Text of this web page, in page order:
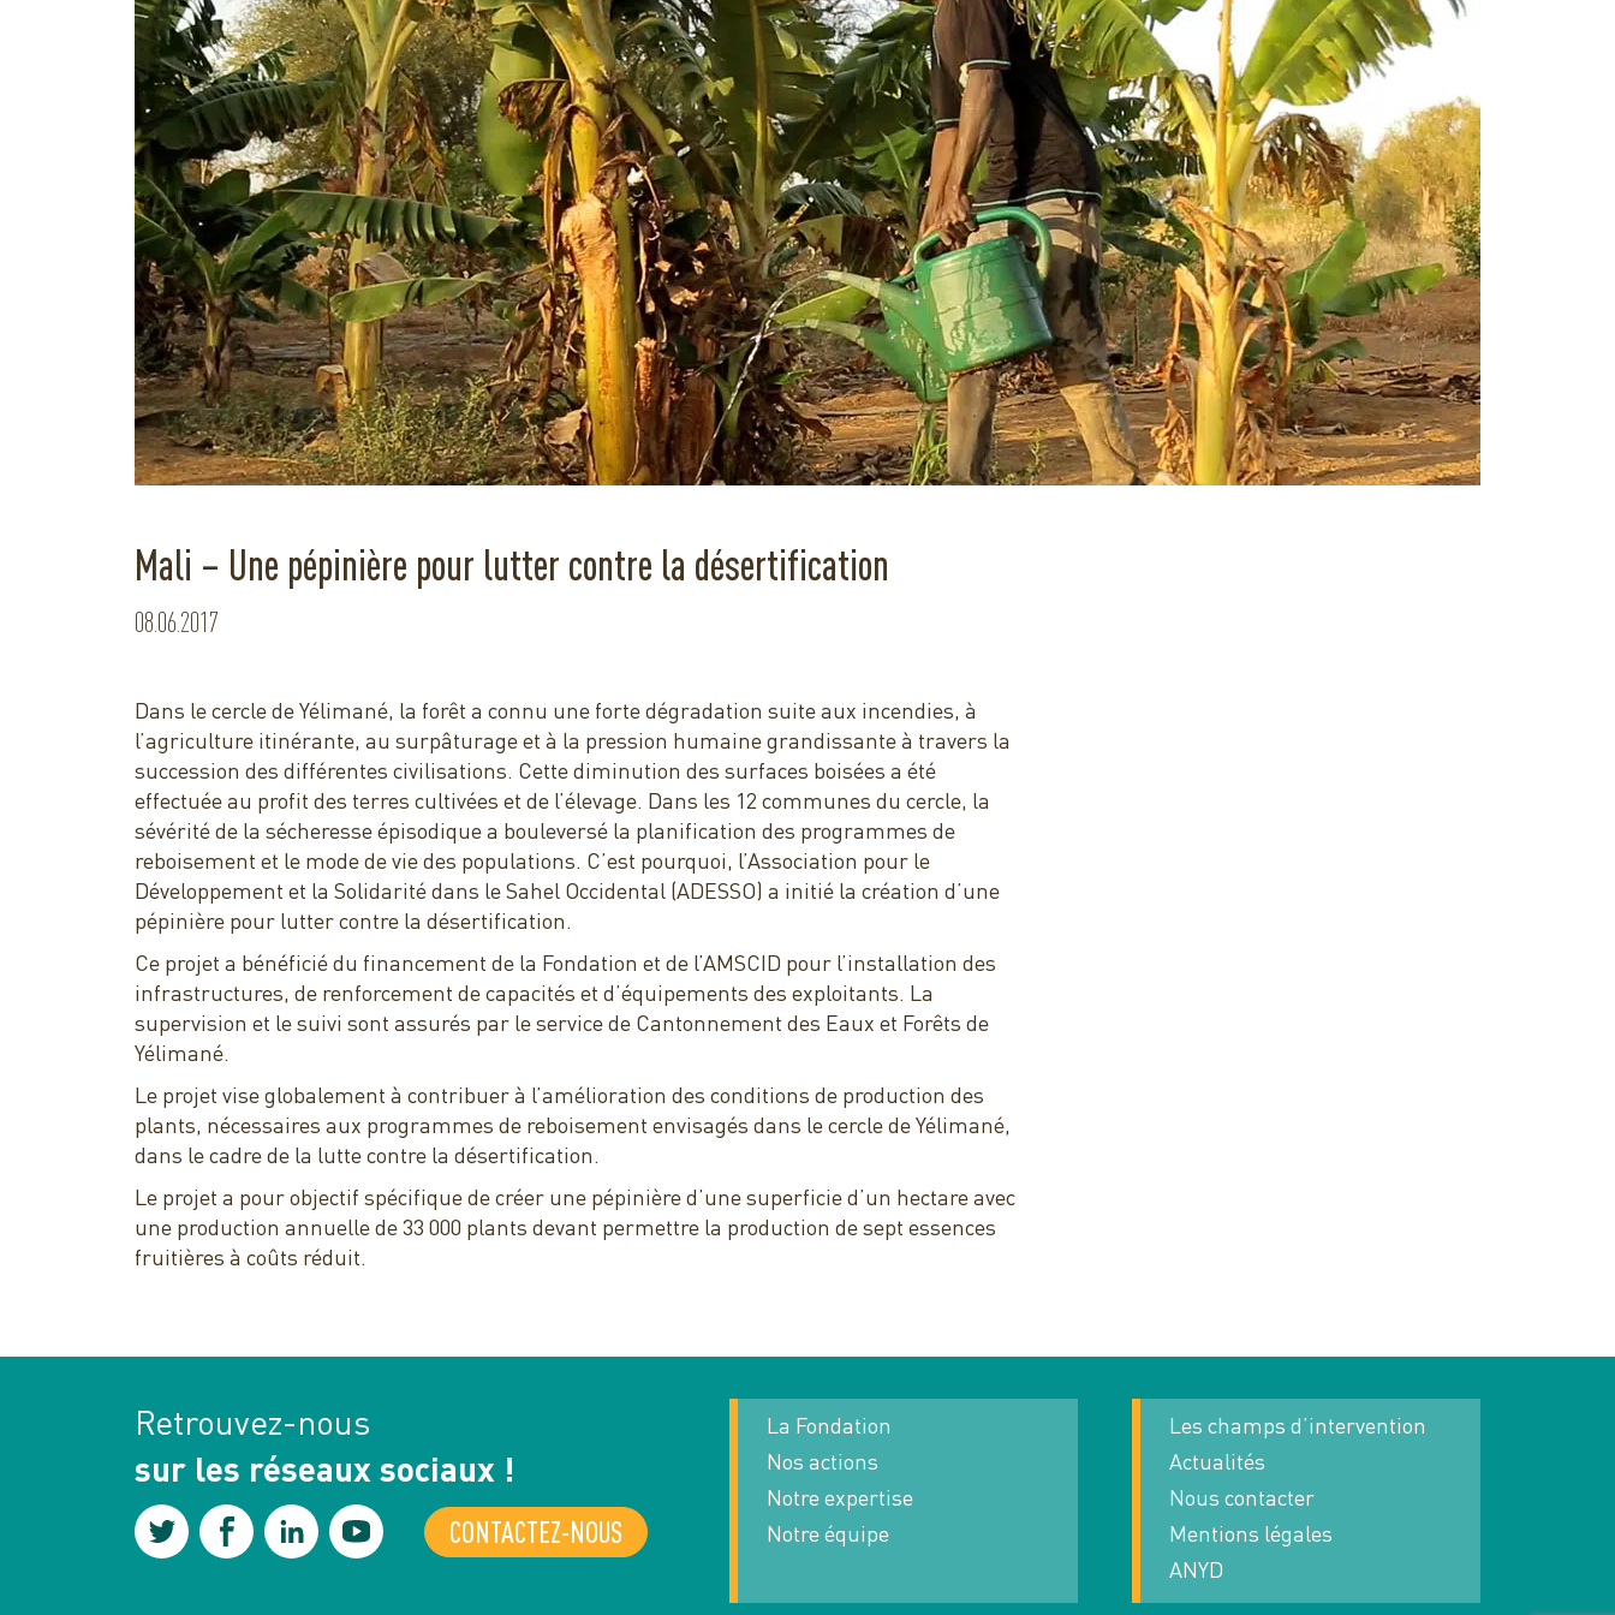
Mali – Une pépinière pour lutter contre la désertification
08.06.2017
Dans le cercle de Yélimané, la forêt a connu une forte dégradation suite aux incendies, à
l’agriculture itinérante, au surpâturage et à la pression humaine grandissante à travers la
succession des différentes civilisations. Cette diminution des surfaces boisées a été
effectuée au profit des terres cultivées et de l’élevage. Dans les 12 communes du cercle, la
sévérité de la sécheresse épisodique a bouleversé la planification des programmes de
reboisement et le mode de vie des populations. C’est pourquoi, l’Association pour le
Développement et la Solidarité dans le Sahel Occidental (ADESSO) a initié la création d’une
pépinière pour lutter contre la désertification.
Ce projet a bénéficié du financement de la Fondation et de l’AMSCID pour l’installation des
infrastructures, de renforcement de capacités et d’équipements des exploitants. La
supervision et le suivi sont assurés par le service de Cantonnement des Eaux et Forêts de
Yélimané.
Le projet vise globalement à contribuer à l’amélioration des conditions de production des
plants, nécessaires aux programmes de reboisement envisagés dans le cercle de Yélimané,
dans le cadre de la lutte contre la désertification.
Le projet a pour objectif spécifique de créer une pépinière d’une superficie d’un hectare avec
une production annuelle de 33 000 plants devant permettre la production de sept essences
fruitières à coûts réduit.
Retrouvez-nous
sur les réseaux sociaux !
CONTACTEZ-NOUS
La Fondation
Nos actions
Notre expertise
Notre équipe
Les champs d’intervention
Actualités
Nous contacter
Mentions légales
ANYD